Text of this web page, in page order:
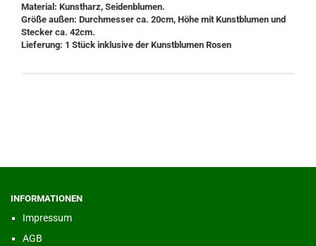
Material: Kunstharz, Seidenblumen.
Größe außen: Durchmesser ca. 20cm, Höhe mit Kunstblumen und
Stecker ca. 42cm.
Lieferung: 1 Stück inklusive der Kunstblumen Rosen
INFORMATIONEN
Impressum
AGB